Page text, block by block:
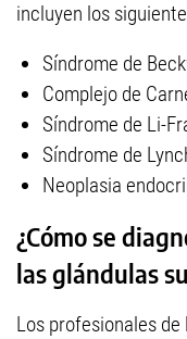
incluyen los
Síndrome de
Complejo de
Síndrome de Li-
Síndrome de
Neoplasia
¿Cómo se
las glándulas
Los profesionales